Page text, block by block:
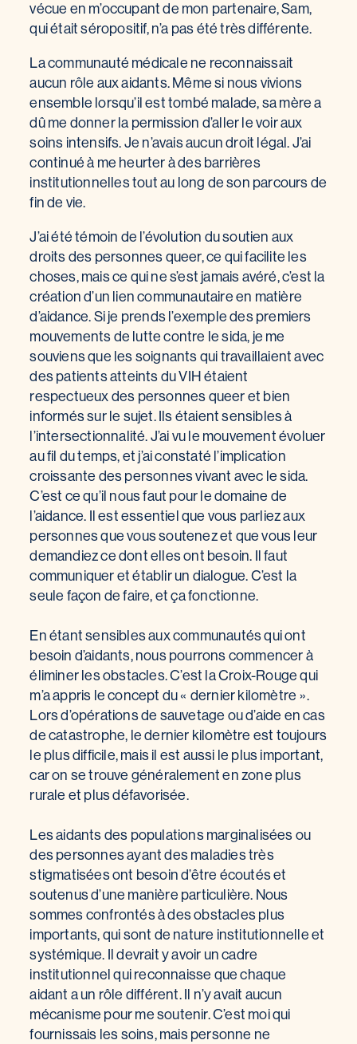
vécue en m’occupant de mon partenaire, Sam,
qui était séropositif, n’a pas été très différente.
La communauté médicale ne reconnaissait
aucun rôle aux aidants. Même si nous vivions
ensemble lorsqu’il est tombé malade, sa mère a
dû me donner la permission d’aller le voir aux
soins intensifs. Je n’avais aucun droit légal. J’ai
continué à me heurter à des barrières
institutionnelles tout au long de son parcours de
fin de vie.
J’ai été témoin de l’évolution du soutien aux
droits des personnes queer, ce qui facilite les
choses, mais ce qui ne s’est jamais avéré, c’est la
création d’un lien communautaire en matière
d’aidance. Si je prends l’exemple des premiers
mouvements de lutte contre le sida, je me
souviens que les soignants qui travaillaient avec
des patients atteints du VIH étaient
respectueux des personnes queer et bien
informés sur le sujet. Ils étaient sensibles à
l’intersectionnalité. J’ai vu le mouvement évoluer
au fil du temps, et j’ai constaté l’implication
croissante des personnes vivant avec le sida.
C’est ce qu’il nous faut pour le domaine de
l’aidance. Il est essentiel que vous parliez aux
personnes que vous soutenez et que vous leur
demandiez ce dont elles ont besoin. Il faut
communiquer et établir un dialogue. C’est la
seule façon de faire, et ça fonctionne.
En étant sensibles aux communautés qui ont
besoin d’aidants, nous pourrons commencer à
éliminer les obstacles. C’est la Croix-Rouge qui
m’a appris le concept du « dernier kilomètre ».
Lors d’opérations de sauvetage ou d’aide en cas
de catastrophe, le dernier kilomètre est toujours
le plus difficile, mais il est aussi le plus important,
car on se trouve généralement en zone plus
rurale et plus défavorisée.
Les aidants des populations marginalisées ou
des personnes ayant des maladies très
stigmatisées ont besoin d’être écoutés et
soutenus d’une manière particulière. Nous
sommes confrontés à des obstacles plus
importants, qui sont de nature institutionnelle et
systémique. Il devrait y avoir un cadre
institutionnel qui reconnaisse que chaque
aidant a un rôle différent. Il n’y avait aucun
mécanisme pour me soutenir. C’est moi qui
fournissais les soins, mais personne ne